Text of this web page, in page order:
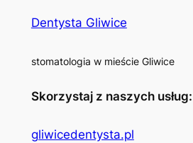
Dentysta Gliwice
stomatologia w mieście Gliwice
Skorzystaj z naszych usług:
gliwicedentysta.pl